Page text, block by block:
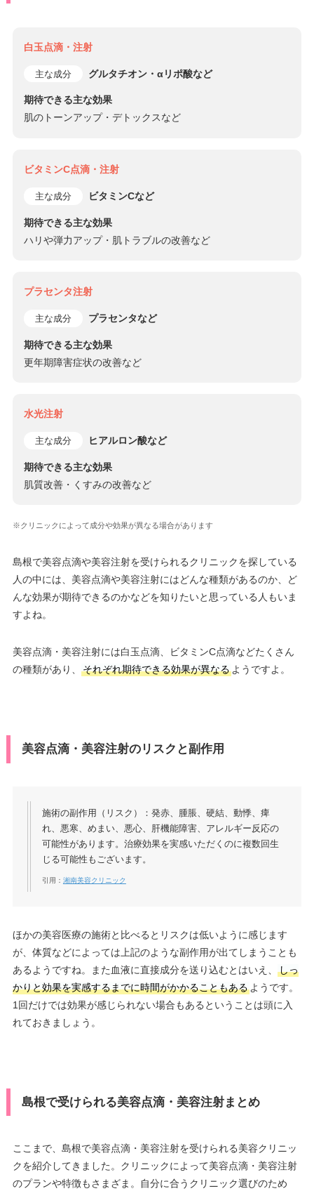
白玉点滴・注射
主な成分 グルタチオン・αリポ酸など
期待できる主な効果
肌のトーンアップ・デトックスなど
ビタミンC点滴・注射
主な成分 ビタミンCなど
期待できる主な効果
ハリや弾力アップ・肌トラブルの改善など
プラセンタ注射
主な成分 プラセンタなど
期待できる主な効果
更年期障害症状の改善など
水光注射
主な成分 ヒアルロン酸など
期待できる主な効果
肌質改善・くすみの改善など
※クリニックによって成分や効果が異なる場合があります
島根で美容点滴や美容注射を受けられるクリニックを探している
人の中には、美容点滴や美容注射にはどんな種類があるのか、ど
んな効果が期待できるのかなどを知りたいと思っている人もいま
すよね。
美容点滴・美容注射には白玉点滴、ビタミンC点滴などたくさん
の種類があり、
それぞれ期待できる効果が異なるようですよ。
美容点滴・美容注射のリスクと副作用
施術の副作用（リスク）：発赤、腫脹、硬結、動悸、痺
れ、悪寒、めまい、悪心、肝機能障害、アレルギー反応の
可能性があります。治療効果を実感いただくのに複数回生
じる可能性もございます。
引用： 湘南美容クリニック
ほかの美容医療の施術と比べるとリスクは低いように感じます
が、体質などによっては上記のような副作用が出てしまうことも
あるようですね。また血液に直接成分を送り込むとはいえ、
しっ
かりと効果を実感するまでに時間がかかることもあるようです。
1回だけでは効果が感じられない場合もあるということは頭に入
れておきましょう。
島根で受けられる美容点滴・美容注射まとめ
ここまで、島根で美容点滴・美容注射を受けられる美容クリニッ
クを紹介してきました。クリニックによって美容点滴・美容注射
のプランや特徴もさまざま。自分に合うクリニック選びのため